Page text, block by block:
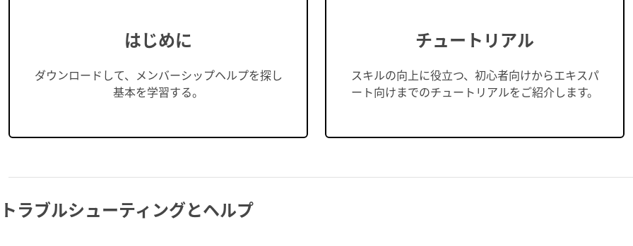
はじめに
ダウンロードして、メンバーシップヘルプを探し
基本を学習する。
チュートリアル
スキルの向上に役立つ、初心者向けからエキスパ
ート向けまでのチュートリアルをご紹介します。
トラブルシューティングとヘルプ